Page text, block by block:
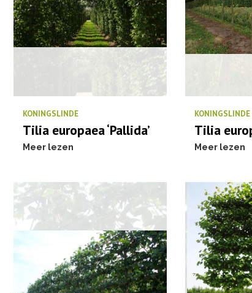
KONINGSLINDE
Tilia europaea ‘Pallida’
Meer lezen
KONINGSLINDE
Tilia
Meer lezen